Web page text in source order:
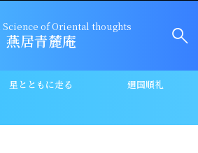
Science of Oriental thoughts
燕居青麓庵
星とともに走る 廻国順礼